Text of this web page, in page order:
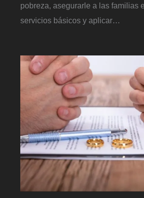
pobreza, asegurarle a las familias
servicios básicos y aplicar…